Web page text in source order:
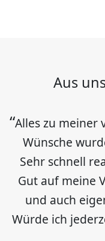
Aus
Alles zu meiner
Wünsche
Sehr schnell
Gut auf meine
und auch
Würde ich